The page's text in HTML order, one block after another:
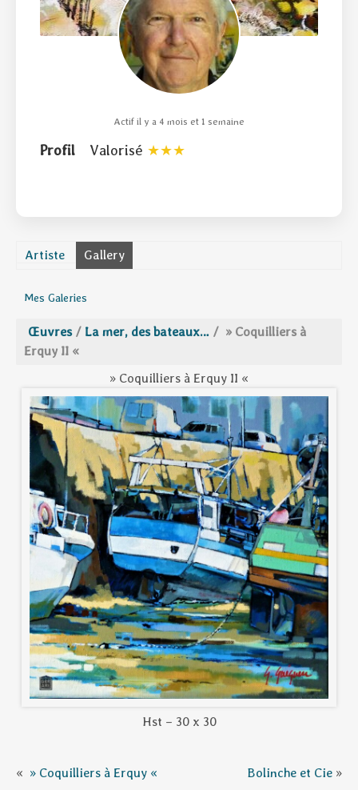
Actif il y a 4 mois et 1 semaine
Profil Valorisé
Artiste Gallery
Mes Galeries
Œuvres / La mer, des bateaux… / » Coquilliers à
Erquy II «
» Coquilliers à Erquy II «
Hst – 30 x 30
« » Coquilliers à Erquy « Bolinche et Cie »